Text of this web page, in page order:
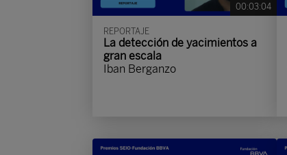
00:03:04
REPORTAJE
La detección de yacimientos a
gran escala
Iban Berganzo